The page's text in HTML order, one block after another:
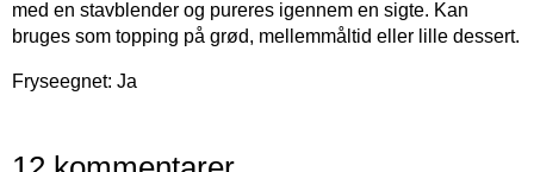
med en stavblender og pureres igennem en sigte. Kan
bruges som topping på grød, mellemmåltid eller lille dessert.
Fryseegnet: Ja